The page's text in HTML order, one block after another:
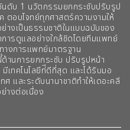
นดับ 1 นวัตกรรมยกกระชับปรับรูป
ตอบโจทย์ทุกศาสตร์ความงามให้
างเป็นธรรมชาติในแบบฉบับของ
ารดูแลอย่างใกล้ชิดโดยทีมแพทย์
างการแพทย์มาตรฐาน
านการยกกระชับ ปรับรูปหน้า
เทคโนโลยีท่ีดีที่สุด และได้รับมอ
และระดับนานาชาติทําให้เดอะคลี
างต่อเนื่อง